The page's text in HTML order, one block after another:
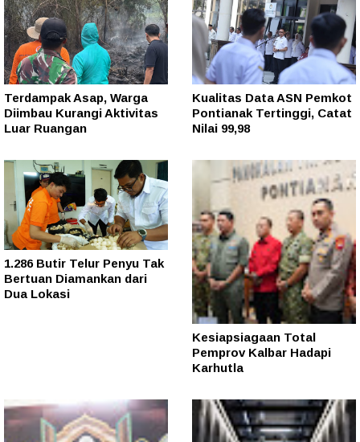
Terdampak Asap, Warga
Diimbau Kurangi Aktivitas
Luar Ruangan
Kualitas Data ASN Pemkot
Pontianak Tertinggi, Catat
Nilai 99,98
1.286 Butir Telur Penyu Tak
Bertuan Diamankan dari
Dua Lokasi
Kesiapsiagaan Total
Pemprov Kalbar Hadapi
Karhutla